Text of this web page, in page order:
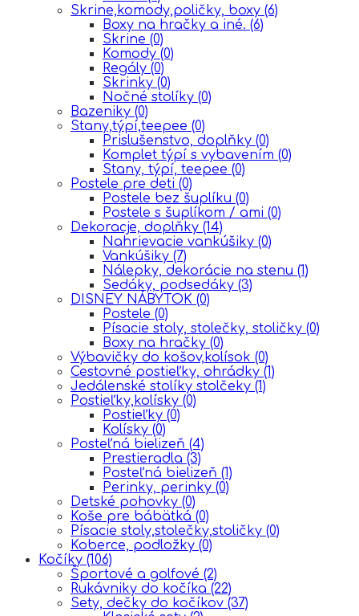
Skrine,komody,poličky, boxy (6)
Boxy na hračky a iné. (6)
Skrine (0)
Komody (0)
Regály (0)
Skrinky (0)
Nočné stolíky (0)
Bazeniky (0)
Stany,týpí,teepee (0)
Prislušenstvo, doplňky (0)
Komplet týpí s vybavením (0)
Stany, týpí, teepee (0)
Postele pre deti (0)
Postele bez šuplíku (0)
Postele s šuplíkom / ami (0)
Dekoracje, doplňky (14)
Nahrievacie vankúšiky (0)
Vankúšiky (7)
Nálepky, dekorácie na stenu (1)
Sedáky, podsedáky (3)
DISNEY NÁBYTOK (0)
Postele (0)
Písacie stoly, stolečky, stoličky (0)
Boxy na hračky (0)
Výbavičky do košov,kolísok (0)
Cestovné postieľky, ohrádky (1)
Jedálenské stolíky stolčeky (1)
Postieľky,kolísky (0)
Postieľky (0)
Kolísky (0)
Posteľná bielizeň (4)
Prestieradla (3)
Posteľná bielizeň (1)
Perinky, perinky (0)
Detské pohovky (0)
Koše pre bábätká (0)
Písacie stoly,stolečky,stoličky (0)
Koberce, podložky (0)
Kočíky (106)
Športové a golfové (2)
Rukávniky do kočíka (22)
Sety, dečky do kočíkov (37)